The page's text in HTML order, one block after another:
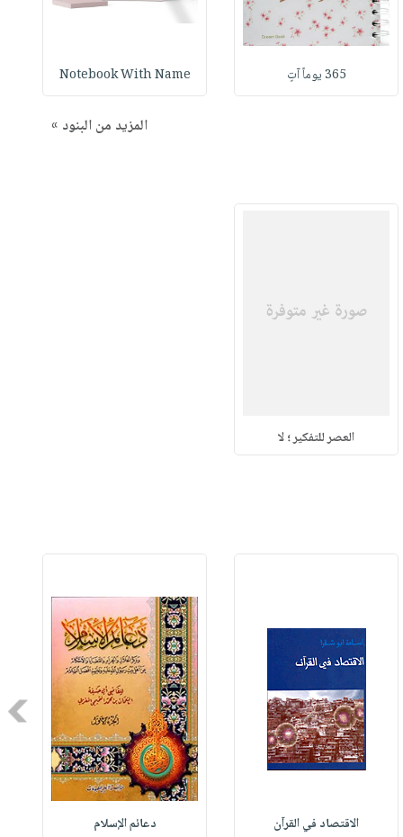
365 يوماً آتٍ Notebook With Name
المزيد من البنود »
العصر للتفكير ؛ لا
الاقتصاد في القرآن
دعائم الإسلام